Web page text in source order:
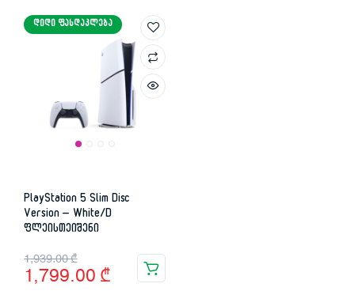
ᲓᲘᲓᲘ ᲤᲐᲡᲓᲐᲙᲚᲔᲑᲐ
PlayStation 5 Slim Disc
Version – White/D
ფლეისთეიშენი
1,939.00₾
Original
price
1,799.00 ₾
Current
price